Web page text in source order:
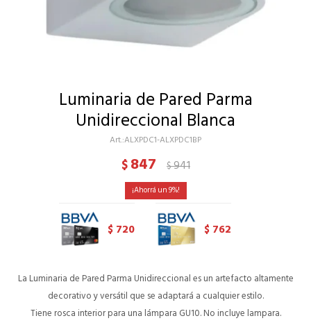
Luminaria de Pared Parma
Unidireccional Blanca
ALXPDC1-ALXPDC1BP
$847 $941
9
$ 720 $ 762
La Luminaria de Pared Parma Unidireccional es un artefacto altamente
decorativo y versátil que se adaptará a cualquier estilo.
Tiene rosca interior para una lámpara GU10. No incluye lampara.